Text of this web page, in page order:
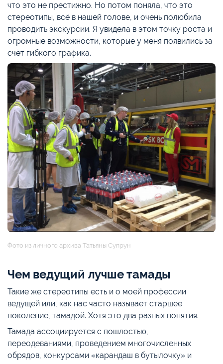
что это не престижно. Но потом поняла, что это
стереотипы, всё в нашей голове, и очень полюбила
проводить экскурсии. Я увидела в этом точку роста и
огромные возможности, которые у меня появились за
счёт гибкого графика.
Фото из личного архива Татьяны Супрун
Чем ведущий лучше тамады
Такие же стереотипы есть и о моей профессии
ведущей или, как нас часто называет старшее
поколение, тамадой. Хотя это два разных понятия.
Тамада ассоциируется с пошлостью,
переодеваниями, проведением многочисленных
обрядов, конкурсами «карандаш в бутылочку» и